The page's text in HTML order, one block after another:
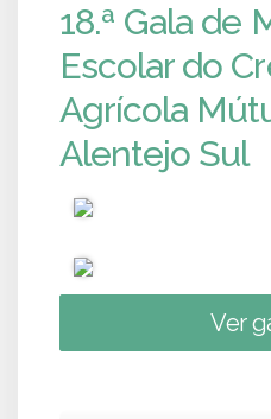
18.ª Gala de
Escolar do
Agrícola
Alentejo Sul
Ver